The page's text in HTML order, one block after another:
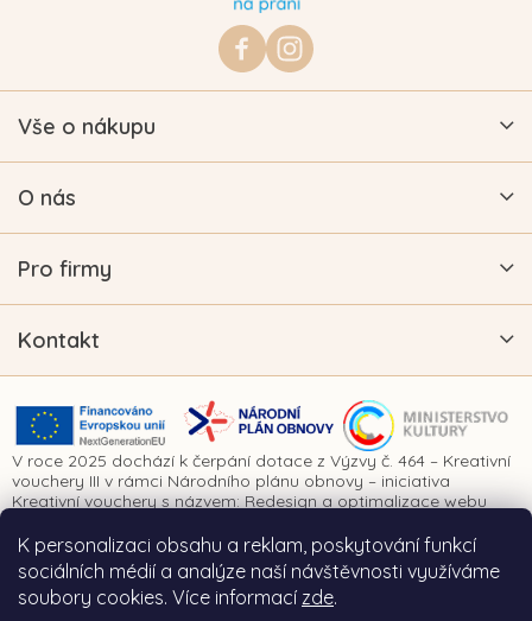
K personalizaci obsahu a reklam, poskytování funkcí
sociálních médií a analýze naší návštěvnosti využíváme
soubory cookies. Více informací zde.
https://www.facebook.com/
vykrajovatkanaprani.cz
Vše o nákupu
O nás
Pro firmy
Kontakt
V roce 2025 dochází k čerpání dotace z Výzvy č. 464 – Kreativní
vouchery III v rámci Národního plánu obnovy – iniciativa
Kreativní vouchery s názvem: Redesign a optimalizace webu
spoluúčasti Evropské unie prostřednictvím Národního plánu
obnovy a Ministerstva kultury České republiky.